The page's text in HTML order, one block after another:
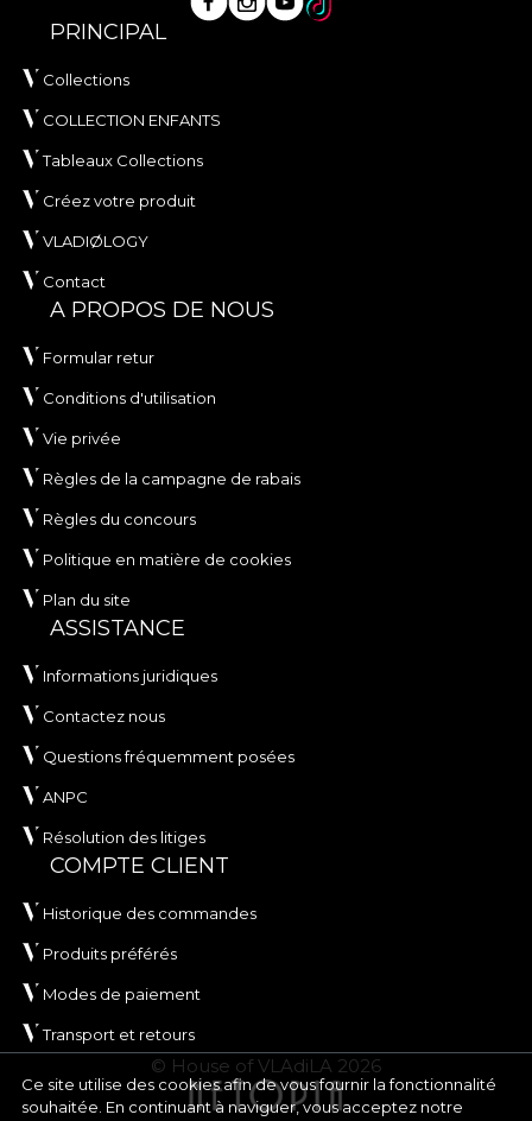
Ce site utilise des cookies afin de vous fournir la fonctionnalité
souhaitée. En continuant à naviguer, vous acceptez notre
PRINCIPAL
Collections
COLLECTION ENFANTS
Tableaux Collections
Créez votre produit
VLADIØLOGY
Contact
A PROPOS DE NOUS
Formular retur
Conditions d'utilisation
Vie privée
Règles de la campagne de rabais
Règles du concours
Politique en matière de cookies
Plan du site
ASSISTANCE
Informations juridiques
Contactez nous
Questions fréquemment posées
ANPC
Résolution des litiges
COMPTE CLIENT
Historique des commandes
Produits préférés
Modes de paiement
Transport et retours
© House of VLAdiLA 2026